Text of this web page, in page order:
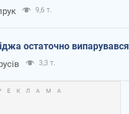
9,6 т.
остаточно випарувався
3,3 т.